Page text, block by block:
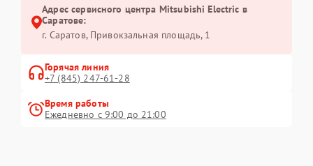
Адрес сервисного центра Mitsubishi Electric в
Саратове:
г. Саратов, Привокзальная площадь, 1
Горячая линия
+7 (845) 247-61-28
Время работы
Ежедневно с 9:00 до 21:00